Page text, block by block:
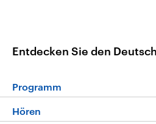
Entdecken Sie den
Programm
Hören